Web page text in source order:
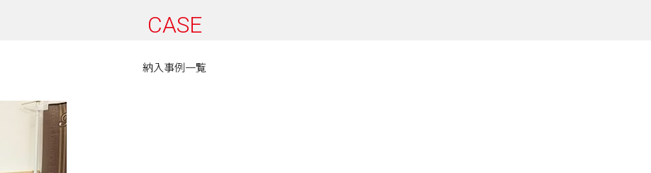
CASE
納入事例一覧